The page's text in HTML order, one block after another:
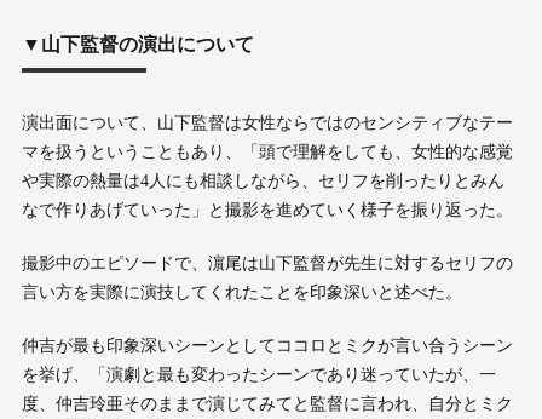
▼山下監督の演出について
演出面について、山下監督は女性ならではのセンシティブなテー
マを扱うということもあり、「頭で理解をしても、女性的な感覚
や実際の熱量は4人にも相談しながら、セリフを削ったりとみん
なで作りあげていった」と撮影を進めていく様子を振り返った。
撮影中のエピソードで、濵尾は山下監督が先生に対するセリフの
言い方を実際に演技してくれたことを印象深いと述べた。
仲吉が最も印象深いシーンとしてココロとミクが言い合うシーン
を挙げ、「演劇と最も変わったシーンであり迷っていたが、一
度、仲吉玲亜そのままで演じてみてと監督に言われ、自分とミク